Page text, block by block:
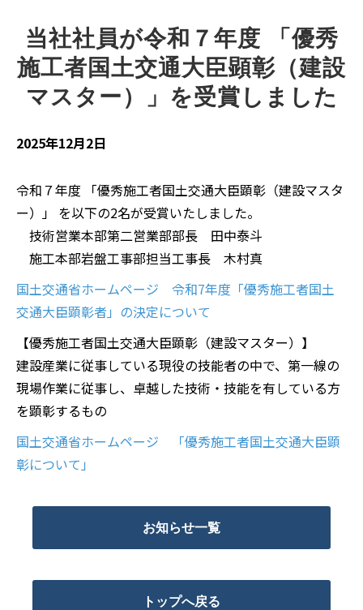
当社社員が令和７年度 「優秀
施工者国土交通大臣顕彰（建設
マスター）」を受賞しました
2025年12月2日
令和７年度 「優秀施工者国土交通大臣顕彰（建設マスタ
ー）」 を以下の2名が受賞いたしました。
技術営業本部第二営業部部長 田中泰斗
施工本部岩盤工事部担当工事長 木村真
国土交通省ホームページ 令和7年度「優秀施工者国土
交通大臣顕彰者」の決定について
【優秀施工者国土交通大臣顕彰（建設マスター）】
建設産業に従事している現役の技能者の中で、第一線の
現場作業に従事し、卓越した技術・技能を有している方
を顕彰するもの
国土交通省ホームページ 「優秀施工者国土交通大臣顕
彰について」
お知らせ一覧
トップへ戻る